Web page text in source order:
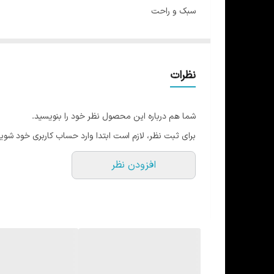
سبک و راحت
راهنمای سایزبندی :
XXS: زیر بغل تا زیربغل 47 قد 66 قد شلوارک 33
XS: زیربغل تا زربفل 49 قد 68 قد شلوارک 35
M : زیربغل تا زیربغل 53 قد 72 قد شلوارک 45
نظرات
شما هم درباره این محصول نظر خود را بنویسید.
برای ثبت نظر، لازم است ابتدا وارد حساب کاربری خود
افزودن نظر